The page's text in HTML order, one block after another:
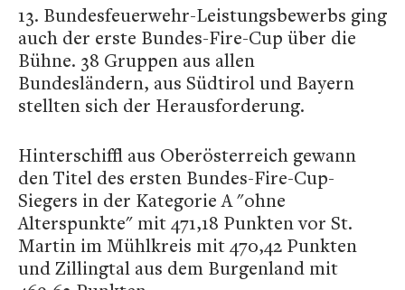
13. Bundesfeuerwehr-Leistungsbewerbs ging
auch der erste Bundes-Fire-Cup über die
Bühne. 38 Gruppen aus allen
Bundesländern, aus Südtirol und Bayern
stellten sich der Herausforderung.
Hinterschiffl aus Oberösterreich gewann
den Titel des ersten Bundes-Fire-Cup-
Siegers in der Kategorie A "ohne
Alterspunkte" mit 471,18 Punkten vor St.
Martin im Mühlkreis mit 470,42 Punkten
und Zillingtal aus dem Burgenland mit